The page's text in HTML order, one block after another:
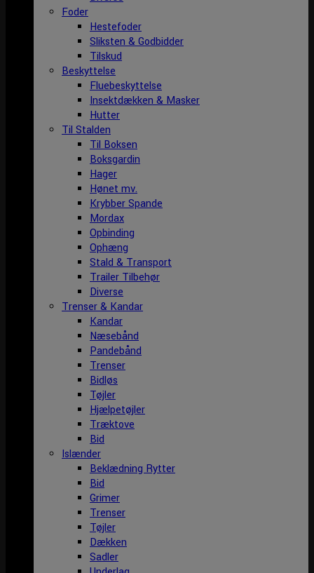
Foder
Hestefoder
Sliksten & Godbidder
Tilskud
Beskyttelse
Fluebeskyttelse
Insektdækken & Masker
Hutter
Til Stalden
Til Boksen
Boksgardin
Hager
Hønet mv.
Krybber Spande
Mordax
Opbinding
Ophæng
Stald & Transport
Trailer Tilbehør
Diverse
Trenser & Kandar
Kandar
Næsebånd
Pandebånd
Trenser
Bidløs
Tøjler
Hjælpetøjler
Træktove
Bid
Islænder
Beklædning Rytter
Bid
Grimer
Trenser
Tøjler
Dækken
Sadler